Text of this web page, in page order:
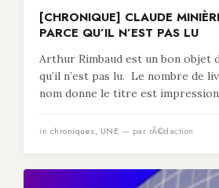
[CHRONIQUE] CLAUDE
PARCE QU’IL N’EST PAS LU
Arthur Rimbaud est un bon objet
qu’il n’est pas lu. Le nombre de
nom donne le titre est
in chroniques, UNE — par rÃ©daction